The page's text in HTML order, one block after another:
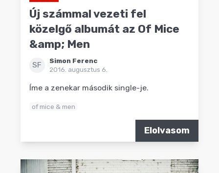
Új számmal vezeti fel
közelgő albumát az Of Mice
&amp; Men
SF
Simon Ferenc
2016. augusztus 6.
Íme a zenekar második single-je.
of mice & men
Elolvasom